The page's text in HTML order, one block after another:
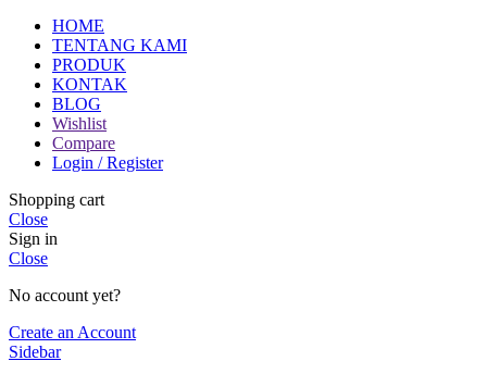
HOME
TENTANG KAMI
PRODUK
KONTAK
BLOG
Wishlist
Compare
Login / Register
Shopping cart
Close
Sign in
Close
No account yet?
Create an Account
Sidebar